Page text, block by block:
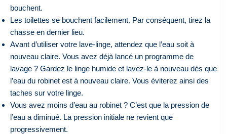
bouchent.
Les toilettes se bouchent facilement. Par conséquent, tirez la
chasse en dernier lieu.
Avant d’utiliser votre lave-linge, attendez que l’eau soit à
nouveau claire. Vous avez déjà lancé un programme de
lavage ? Gardez le linge humide et lavez-le à nouveau dès que
l’eau du robinet est à nouveau claire. Vous éviterez ainsi des
taches sur votre linge.
Vous avez moins d’eau au robinet ? C’est que la pression de
l’eau a diminué. La pression initiale ne revient que
progressivement.